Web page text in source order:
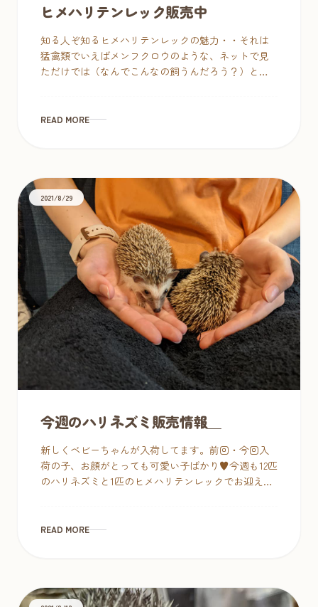
ヒメハリテンレック販売中
知る人ぞ知るヒメハリテンレックの魅力・・それは
猛禽類でいえばメンフクロウのような、ネットで見
ただけでは（なんでこんなの飼うんだろう？）と一
READ MORE
2021/8/29
今週のハリネズミ販売情報＿
新しくベビーちゃんが入荷してます。前回・今回入
荷の子、お顔がとっても可愛い子ばかり♥今週も12匹
のハリネズミと1匹のヒメハリテンレックでお迎えお
READ MORE